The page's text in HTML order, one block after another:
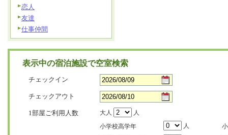
恋人
友達
仕事仲間
表示中の宿泊施設で空室検索
チェックイン
チェックアウト
1部屋ご利用人数 大人
人
小学校高学年
人